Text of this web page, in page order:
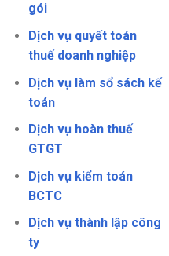
gói
Dịch vụ quyết toán
thuế doanh nghiệp
Dịch vụ làm sổ sách kế
toán
Dịch vụ hoàn thuế
GTGT
Dịch vụ kiểm toán
BCTC
Dịch vụ thành lập công
ty